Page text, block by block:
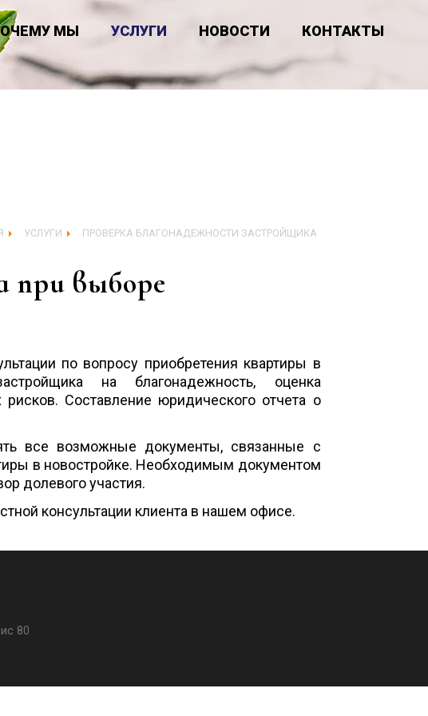
МЫ УСЛУГИ НОВОСТИ КОНТАКТЫ
УСЛУГИ ПРОВЕРКА БЛАГОНАДЕЖНОСТИ ЗАСТРОЙЩИКА
при выборе
по вопросу приобретения квартиры в
на благонадежность, оценка
Составление юридического отчета о
все возможные документы, связанные с
в новостройке. Необходимым документом
долевого участия.
консультации клиента в нашем офисе.
80